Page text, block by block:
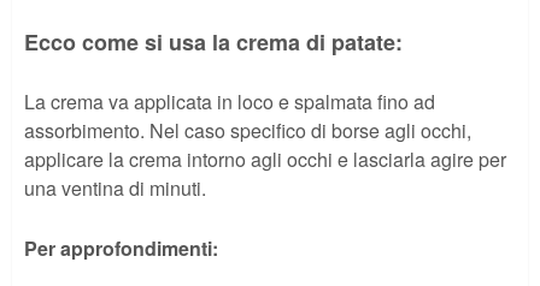
Ecco come si usa la crema di patate:
La crema va applicata in loco e spalmata fino ad
assorbimento. Nel caso specifico di borse agli occhi,
applicare la crema intorno agli occhi e lasciarla agire per
una ventina di minuti.
Per approfondimenti: